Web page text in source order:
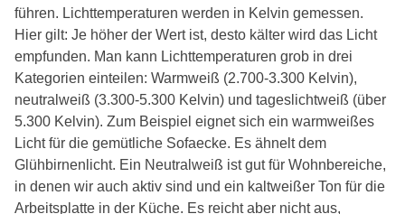
führen. Lichttemperaturen werden in Kelvin gemessen.
Hier gilt: Je höher der Wert ist, desto kälter wird das Licht
empfunden. Man kann Lichttemperaturen grob in drei
Kategorien einteilen: Warmweiß (2.700-3.300 Kelvin),
neutralweiß (3.300-5.300 Kelvin) und tageslichtweiß (über
5.300 Kelvin). Zum Beispiel eignet sich ein warmweißes
Licht für die gemütliche Sofaecke. Es ähnelt dem
Glühbirnenlicht. Ein Neutralweiß ist gut für Wohnbereiche,
in denen wir auch aktiv sind und ein kaltweißer Ton für die
Arbeitsplatte in der Küche. Es reicht aber nicht aus,